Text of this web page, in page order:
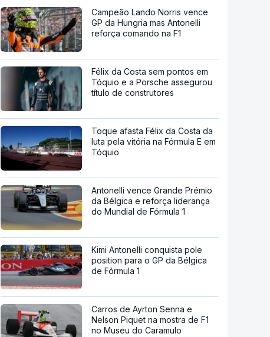
Campeão Lando Norris vence
GP da Hungria mas Antonelli
reforça comando na F1
Félix da Costa sem pontos em
Tóquio e a Porsche assegurou
título de construtores
Toque afasta Félix da Costa da
luta pela vitória na Fórmula E em
Tóquio
Antonelli vence Grande Prémio
da Bélgica e reforça liderança
do Mundial de Fórmula 1
Kimi Antonelli conquista pole
position para o GP da Bélgica
de Fórmula 1
Carros de Ayrton Senna e
Nelson Piquet na mostra de F1
no Museu do Caramulo